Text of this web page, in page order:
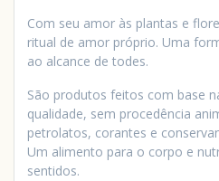
Com seu amor às plantas e
ritual de amor próprio. Uma
ao alcance de todes.
São produtos feitos com base
qualidade, sem procedência
petrolatos, corantes e
Um alimento para o corpo e
sentidos.